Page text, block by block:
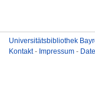
Universitätsbibliothek
Kontakt- Impressum -